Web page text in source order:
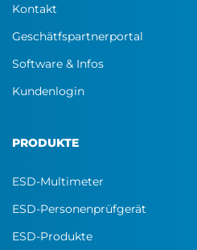
Kontakt
Geschätfspartnerportal
Software & Infos
Kundenlogin
PRODUKTE
ESD-Multimeter
ESD-Personenprüfgerät
ESD-Produkte